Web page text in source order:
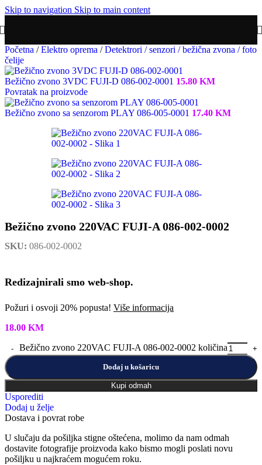
Skip to navigation Skip to main content
Početna / Elektro oprema / Detektrori / senzori / bežična zvona / foto
čelije
Bežično zvono 3VDC FUJI-D 086-002-0001 15.80 KM
Povratak na proizvode
Bežično zvono sa senzorom PLAY 086-005-0001 17.40 KM
Bežično zvono 220VAC FUJI-A 086-002-0002
SKU: 086-002-0002
Redizajnirali smo web-shop.
Požuri i osvoji 20% popusta! Više informacija
18.00 KM
Bežično zvono 220VAC FUJI-A 086-002-0002 količina
Dodaj u košaricu
Kupi odmah
Usporediti
Dodaj u želje
Dostava i povrat robe
U slučaju da pošiljka stigne oštećena, molimo da nam odmah
dostavite fotografije proizvoda kako bismo mogli poslati novu
pošiljku u najkraćem mogućem roku.